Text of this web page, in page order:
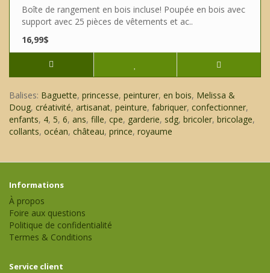
Boîte de rangement en bois incluse! Poupée en bois avec
support avec 25 pièces de vêtements et ac..
16,99$
Balises: Baguette, princesse, peinturer, en bois, Melissa &
Doug, créativité, artisanat, peinture, fabriquer, confectionner,
enfants, 4, 5, 6, ans, fille, cpe, garderie, sdg, bricoler, bricolage,
collants, océan, château, prince, royaume
Informations
À propos
Foire aux questions
Politique de confidentialité
Termes & Conditions
Service client